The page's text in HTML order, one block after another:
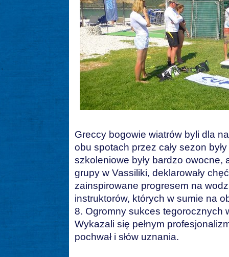
Greccy bogowie wiatrów byli dla
obu spotach przez cały sezon
szkoleniowe były bardzo
grupy w Vassiliki, deklarowały
zainspirowane progresem na
instruktorów, których w sumie na
8. Ogromny sukces tegorocznych
Wykazali się pełnym
pochwał i słów uznania.